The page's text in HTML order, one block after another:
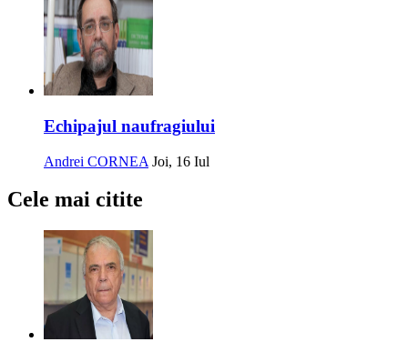
Echipajul naufragiului
Andrei CORNEA Joi, 16 Iul
Cele mai citite